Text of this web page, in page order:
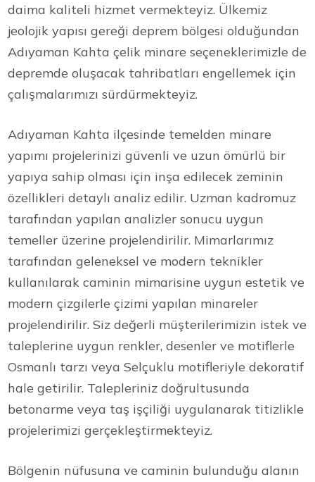
daima kaliteli hizmet vermekteyiz. Ülkemiz
jeolojik yapısı gereği deprem bölgesi olduğundan
Adıyaman Kahta çelik minare seçeneklerimizle de
depremde oluşacak tahribatları engellemek için
çalışmalarımızı sürdürmekteyiz.
Adıyaman Kahta ilçesinde temelden minare
yapımı projelerinizi güvenli ve uzun ömürlü bir
yapıya sahip olması için inşa edilecek zeminin
özellikleri detaylı analiz edilir. Uzman kadromuz
tarafından yapılan analizler sonucu uygun
temeller üzerine projelendirilir. Mimarlarımız
tarafından geleneksel ve modern teknikler
kullanılarak caminin mimarisine uygun estetik ve
modern çizgilerle çizimi yapılan minareler
projelendirilir. Siz değerli müşterilerimizin istek ve
taleplerine uygun renkler, desenler ve motiflerle
Osmanlı tarzı veya Selçuklu motifleriyle dekoratif
hale getirilir. Talepleriniz doğrultusunda
betonarme veya taş işçiliği uygulanarak titizlikle
projelerimizi gerçekleştirmekteyiz.
Bölgenin nüfusuna ve caminin bulunduğu alanın